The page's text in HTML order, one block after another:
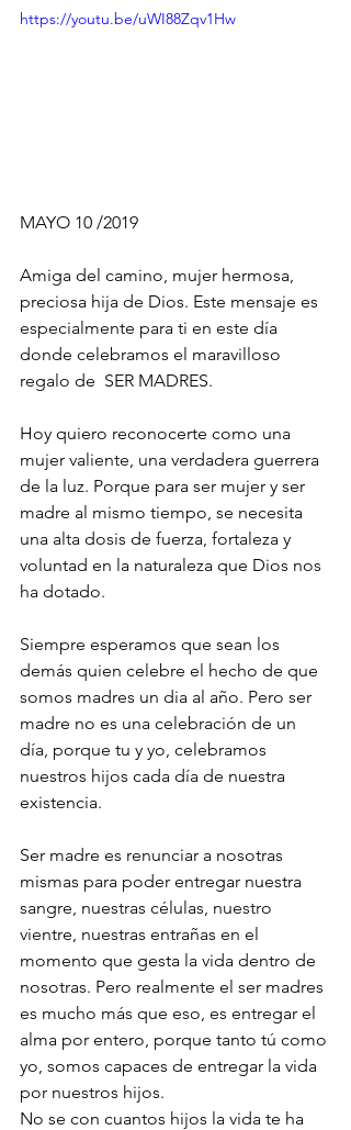
https://youtu.be/uWI88Zqv1Hw
MAYO 10 /2019
Amiga del camino, mujer hermosa,
preciosa hija de Dios. Este mensaje es
especialmente para ti en este día
donde celebramos el maravilloso
regalo de  SER MADRES.
Hoy quiero reconocerte como una
mujer valiente, una verdadera guerrera
de la luz. Porque para ser mujer y ser
madre al mismo tiempo, se necesita
una alta dosis de fuerza, fortaleza y
voluntad en la naturaleza que Dios nos
ha dotado.
Siempre esperamos que sean los
demás quien celebre el hecho de que
somos madres un dia al año. Pero ser
madre no es una celebración de un
día, porque tu y yo, celebramos
nuestros hijos cada día de nuestra
existencia.
Ser madre es renunciar a nosotras
mismas para poder entregar nuestra
sangre, nuestras células, nuestro
vientre, nuestras entrañas en el
momento que gesta la vida dentro de
nosotras. Pero realmente el ser madres
es mucho más que eso, es entregar el
alma por entero, porque tanto tú como
yo, somos capaces de entregar la vida
por nuestros hijos.
No se con cuantos hijos la vida te ha